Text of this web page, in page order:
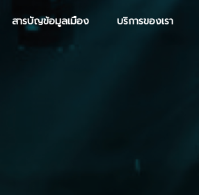
สารบัญข้อมูลเมือง บริการของเรา